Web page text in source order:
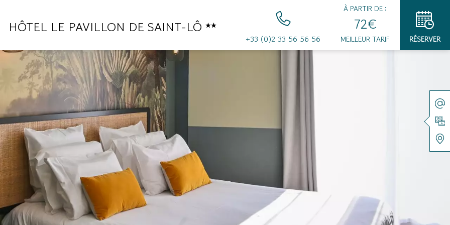
HÔTEL LE PAVILLON DE SAINT-LÔ
+33 (0)2 33 56 56 56
À PARTIR DE :
72€
MEILLEUR TARIF RÉSERVER